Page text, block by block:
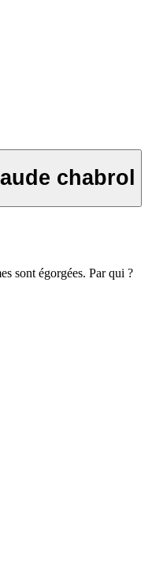
1970 claude chabrol
sont égorgées. Par qui ?